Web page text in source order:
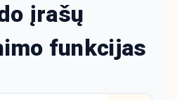
įrašų
funkcijas